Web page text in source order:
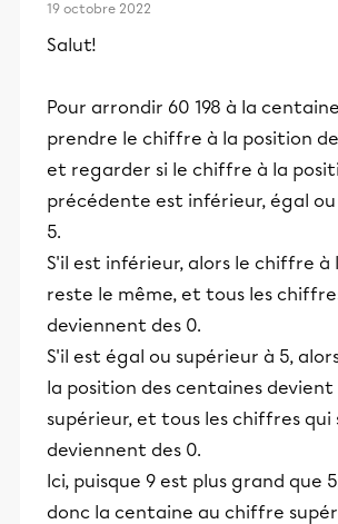
19 octobre 2022
Salut!
Pour arrondir 60 198 à la
prendre le chiffre à la position
et regarder si le chiffre à la
précédente est inférieur, égal
5.
S'il est inférieur, alors le chiffre à
reste le même, et tous les
deviennent des 0.
S'il est égal ou supérieur à 5,
la position des centaines
supérieur, et tous les chiffres qui
deviennent des 0.
Ici, puisque 9 est plus grand que
donc la centaine au chiffre